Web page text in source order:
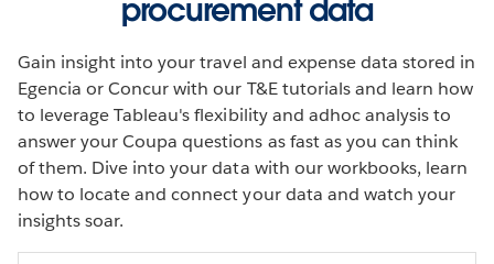
PRODUCT VIDEO
Monitor your travel and expense
data
procurement data
Gain insight into your travel and expense data stored in
Egencia or Concur with our T&E tutorials and learn how
to leverage Tableau's flexibility and adhoc analysis to
answer your Coupa questions as fast as you can think
of them. Dive into your data with our workbooks, learn
how to locate and connect your data and watch your
insights soar.